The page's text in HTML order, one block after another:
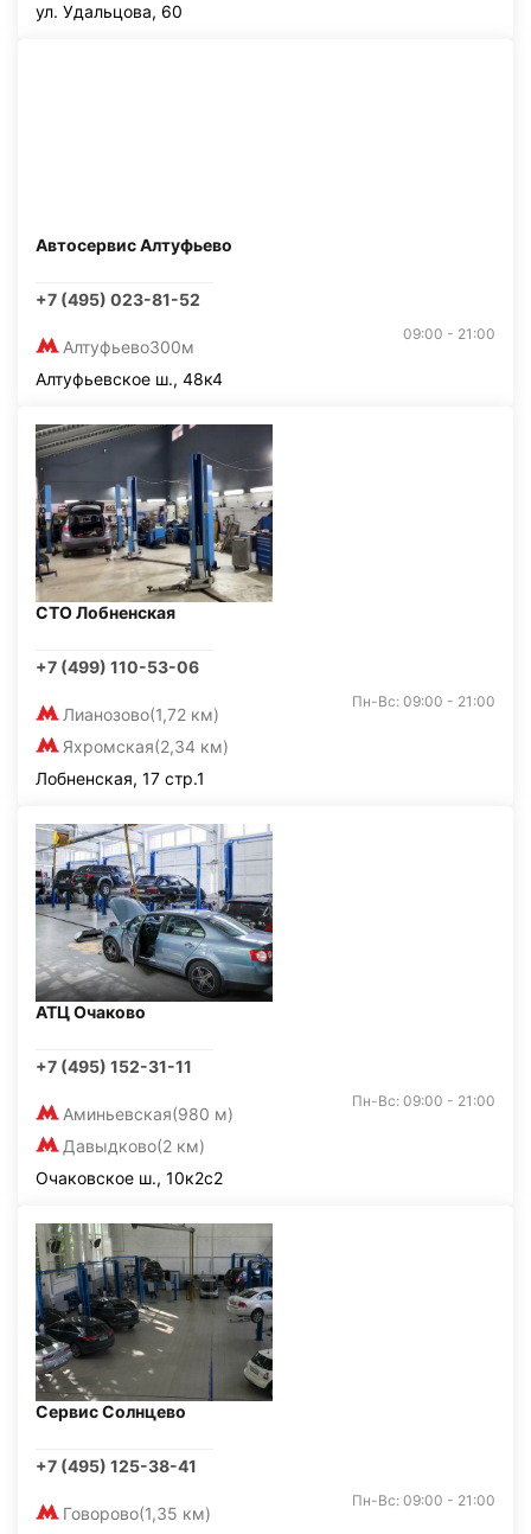
ул. Удальцова, 60
Автосервис Алтуфьево
+7 (495) 023-81-52
Алтуфьево300м
09:00 - 21:00
Алтуфьевское ш., 48к4
СТО Лобненская
+7 (499) 110-53-06
Лианозово(1,72 км)
Яхромская(2,34 км)
Пн-Вс: 09:00 - 21:00
Лобненская, 17 стр.1
АТЦ Очаково
+7 (495) 152-31-11
Аминьевская(980 м)
Давыдково(2 км)
Пн-Вс: 09:00 - 21:00
Очаковское ш., 10к2с2
Сервис Солнцево
+7 (495) 125-38-41
Говорово(1,35 км)
Пн-Вс: 09:00 - 21:00